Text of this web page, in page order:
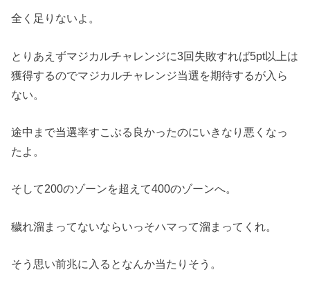
全く足りないよ。
とりあえずマジカルチャレンジに3回失敗すれば5pt以上は
獲得するのでマジカルチャレンジ当選を期待するが入ら
ない。
途中まで当選率すこぶる良かったのにいきなり悪くなっ
たよ。
そして200のゾーンを超えて400のゾーンへ。
穢れ溜まってないならいっそハマって溜まってくれ。
そう思い前兆に入るとなんか当たりそう。